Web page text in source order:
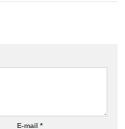
E-mail *